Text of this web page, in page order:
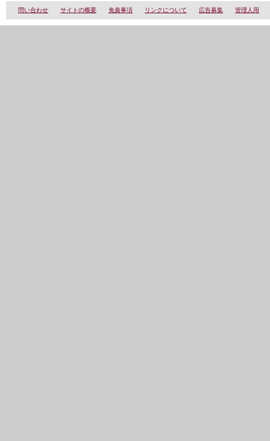
問い合わせ サイトの概要 免責事項 リンクについて 広告募集 管理人用